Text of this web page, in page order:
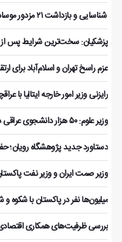
️ شناسایی و بازداشت ۲۱ مزدور موساد در کرمان
پزشکیان: سخت‌ترین شرایط پس از
عزم راسخ تهران و اسلام‌آباد برای
رایزنی وزیر امور خارجه ایتالیا با
وزیر علوم: ۵۰ هزار دانشجوی عراقی در دانشگاه‌های ایران تحصیل می‌کنند
دستاورد جدید پژوهشگاه رویان؛
وزیر صمت ایران و وزیر نفت
میلیون‌ها نفر در پاکستان با شکوه
بررسی ظرفیت‌های همکاری